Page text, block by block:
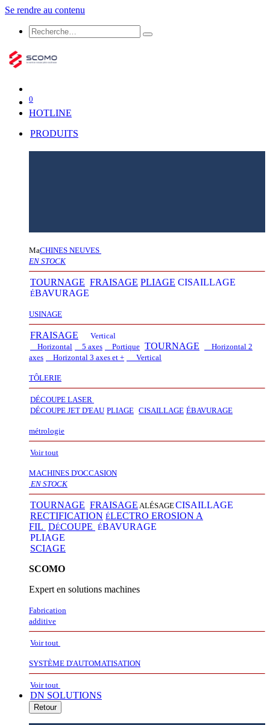
Se rendre au contenu
0
HOTLINE
PRODUITS
MaCHINES NEUVES
EN STOCK
TOURNAGE FRAISAGE PLIAGE CISAILLAGE
ÉBAVURAGE
USINAGE
FRAISAGE
Vertical
Horizontal
5 axes Portique TOURNAGE
Horizontal 2
axes
Horizontal 3 axes et + Vertical​
TÔLERIE
DÉCOUPE LASER
DÉCOUPE JET D'EAU PLIAGE CISAILLAGE ÉBAVURAGE
métrologie
Voir tout
MACHINES D'OCCASION
EN STOCK
TOURNAGE FRAISAGE ALÉSAGECISAILLAGE
RECTIFICATION ÉLECTRO EROSION A
FIL DÉCOUPE ÉBAVURAGE
PLIAGE
SCIAGE
SCOMO
Expert en solutions machines
Fabrication
additive
Voir tout
SYSTÈME D'AUTOMATISATION
Voir tout
DN SOLUTIONS
Retour